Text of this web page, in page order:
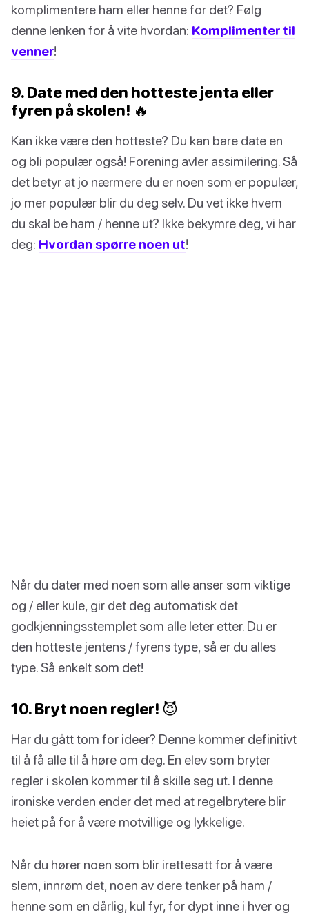
komplimentere ham eller henne for det? Følg
denne lenken for å vite hvordan: Komplimenter til
venner!
9. Date med den hotteste jenta eller
fyren på skolen! 🔥
Kan ikke være den hotteste? Du kan bare date en
og bli populær også! Forening avler assimilering. Så
det betyr at jo nærmere du er noen som er populær,
jo mer populær blir du deg selv. Du vet ikke hvem
du skal be ham / henne ut? Ikke bekymre deg, vi har
deg: Hvordan spørre noen ut!
Når du dater med noen som alle anser som viktige
og / eller kule, gir det deg automatisk det
godkjenningsstemplet som alle leter etter. Du er
den hotteste jentens / fyrens type, så er du alles
type. Så enkelt som det!
10. Bryt noen regler! 😈
Har du gått tom for ideer? Denne kommer definitivt
til å få alle til å høre om deg. En elev som bryter
regler i skolen kommer til å skille seg ut. I denne
ironiske verden ender det med at regelbrytere blir
heiet på for å være motvillige og lykkelige.
Når du hører noen som blir irettesatt for å være
slem, innrøm det, noen av dere tenker på ham /
henne som en dårlig, kul fyr, for dypt inne i hver og